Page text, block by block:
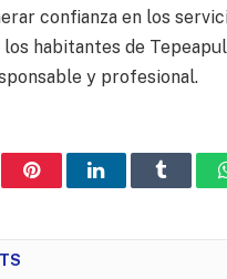
confianza en los
los habitantes de
y profesional.
PinterestLinkedInTumblr